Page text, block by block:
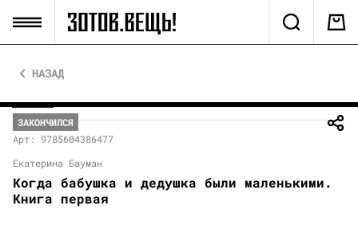
НАЗАД
ЗАКОНЧИЛСЯ
Арт: 9785604386477
Екатерина Бауман
Когда бабушка и дедушка были маленькими.
Книга первая